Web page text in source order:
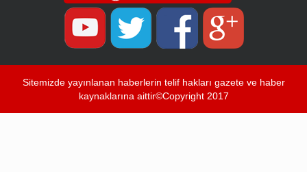
Sitemizde yayınlanan haberlerin telif hakları gazete ve haber
kaynaklarına aittir©Copyright 2017